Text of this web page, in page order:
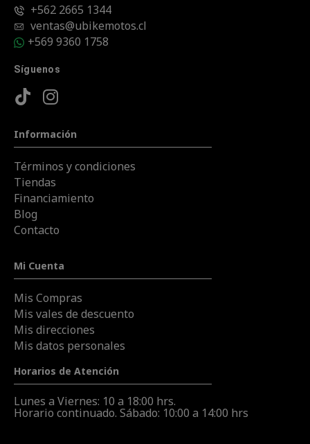
+562 2665 1344
ventas@ubikemotos.cl
+569 9360 1758
Síguenos
Información
Términos y condiciones
Tiendas
Financiamiento
Blog
Contacto
Mi Cuenta
Mis Compras
Mis vales de descuento
Mis direcciones
Mis datos personales
Horarios de Atención
Lunes a Viernes: 10 a 18:00 hrs.
Horario continuado. Sábado: 10:00 a 14:00 hrs